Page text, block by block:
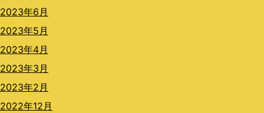
2023年6月
2023年5月
2023年4月
2023年3月
2023年2月
2022年12月